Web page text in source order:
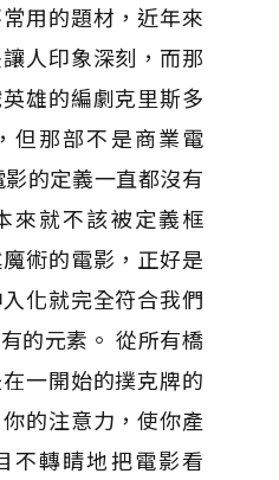
用的題材，近年來
人印象深刻，而那
雄的編劇克里斯多
那部不是商業電
的定義一直都沒有
來就不該被定義框
術的電影，正好是
化就完全符合我們
的元素。 從所有橋
一開始的撲克牌的
的注意力，使你產
不轉睛地把電影看